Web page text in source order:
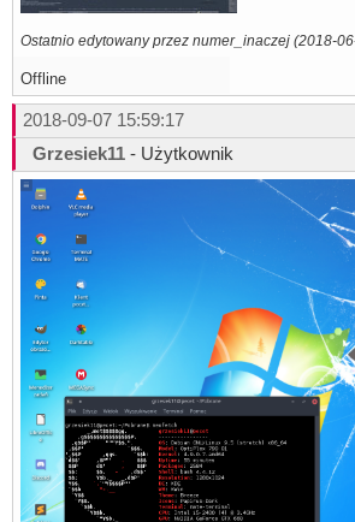
Ostatnio edytowany przez numer_inaczej (2018-
Offline
2018-09-07 15:59:17
Grzesiek11 - Użytkownik